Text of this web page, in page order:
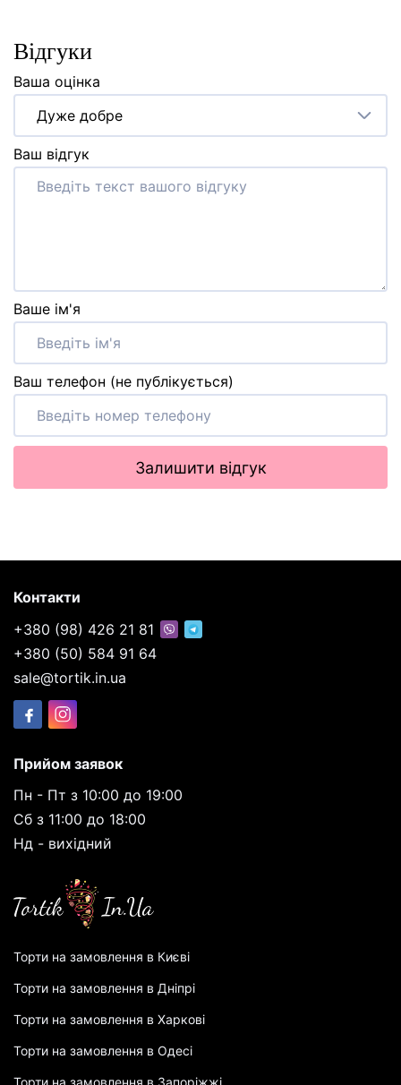
Відгуки
Ваша оцінка
Дуже добре
Ваш відгук
Ваше ім'я
Ваш телефон (не публікується)
Залишити відгук
Контакти
+380 (98) 426 21 81
+380 (50) 584 91 64
sale@tortik.in.ua
Прийом заявок
Пн - Пт з 10:00 до 19:00
Сб з 11:00 до 18:00
Нд - вихідний
Торти на замовлення в Києві
Торти на замовлення в Дніпрі
Торти на замовлення в Харкові
Торти на замовлення в Одесі
Торти на замовлення в Запоріжжі